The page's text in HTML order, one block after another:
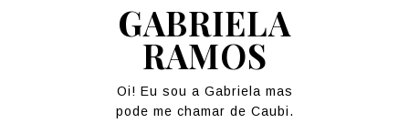
GABRIELA
RAMOS
Oi! Eu sou a Gabriela mas
pode me chamar de Caubi.